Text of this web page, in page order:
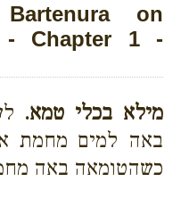
on
- Chapter 1 -
מילא בכלי טמא.
באה למים מחמת
כשהטומאה באה